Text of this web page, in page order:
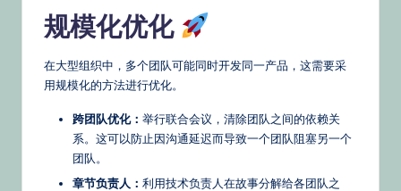
规模化优化
在大型组织中，多个团队可能同时开发同一产品，这需要采
用规模化的方法进行优化。
跨团队优化： 举行联合会议，清除团队之间的依赖关
系。这可以防止因沟通延迟而导致一个团队阻塞另一个
团队。
章节负责人： 利用技术负责人在故事分解给各团队之